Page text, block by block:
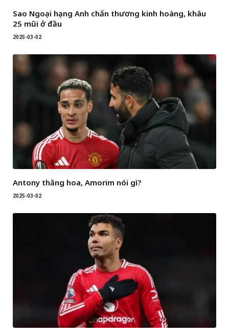
Sao Ngoại hạng Anh chấn thương kinh hoàng, khâu
25 mũi ở đầu
2025-03-02
Antony thăng hoa, Amorim nói gì?
2025-03-02